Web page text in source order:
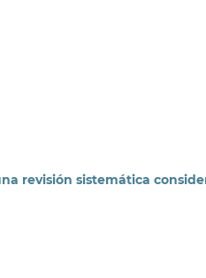
revisión sistemática